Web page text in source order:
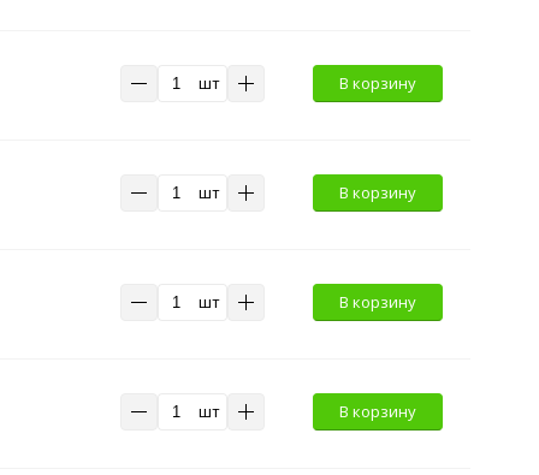
шт В корзину
шт В корзину
шт В корзину
шт В корзину